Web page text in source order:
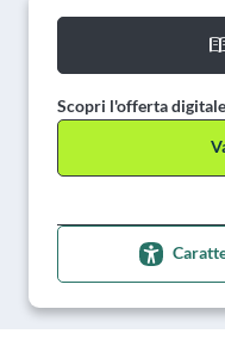
Scopri l'offerta